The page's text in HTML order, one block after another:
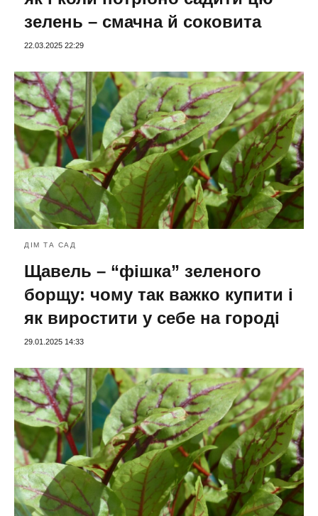
зелень – смачна й соковита
22.03.2025 22:29
ДІМ ТА САД
Щавель – “фішка” зеленого
борщу: чому так важко купити і
як виростити у себе на городі
29.01.2025 14:33